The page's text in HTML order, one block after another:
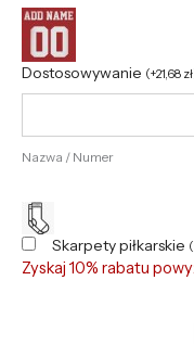
Dostosowywanie (+21,68 zł
Nazwa / Numer
Skarpety piłkarskie (
Zyskaj 10% rabatu